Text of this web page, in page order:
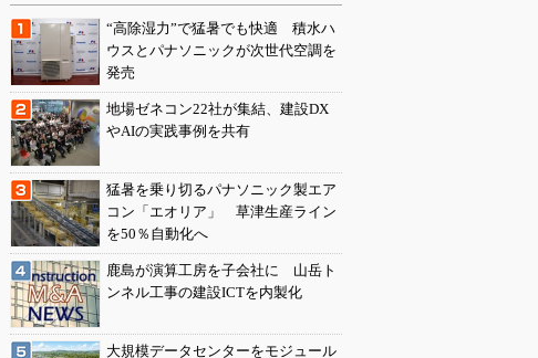
“高除湿力”で猛暑でも快適 積水ハ
ウスとパナソニックが次世代空調を
発売
地場ゼネコン22社が集結、建設DX
やAIの実践事例を共有
猛暑を乗り切るパナソニック製エア
コン「エオリア」 草津生産ライン
を50％自動化へ
鹿島が演算工房を子会社に 山岳ト
ンネル工事の建設ICTを内製化
大規模データセンターをモジュール